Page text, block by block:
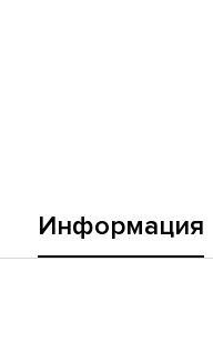
Информация